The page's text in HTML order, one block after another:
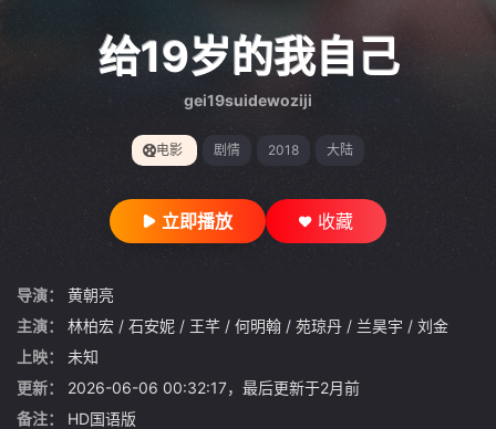
给19岁的我自己
gei19suidewoziji
电影 剧情 2018 大陆
立即播放 收藏
导演：
黄朝亮
主演：
林柏宏 / 石安妮 / 王芊 / 何明翰 / 苑琼丹 / 兰昊宇 / 刘金
上映：
未知
更新：
2026-06-06 00:32:17，最后更新于2月前
备注：
HD国语版